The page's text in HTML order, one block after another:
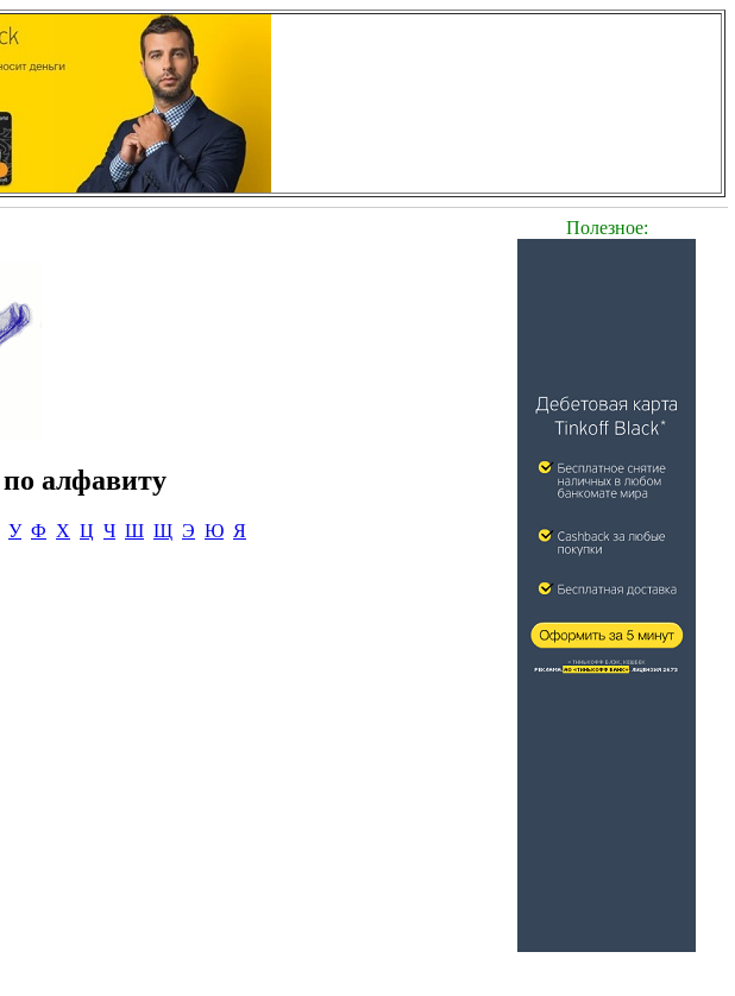
по алфавиту
У Ф Х Ц Ч Ш Щ Э Ю Я
Полезное: